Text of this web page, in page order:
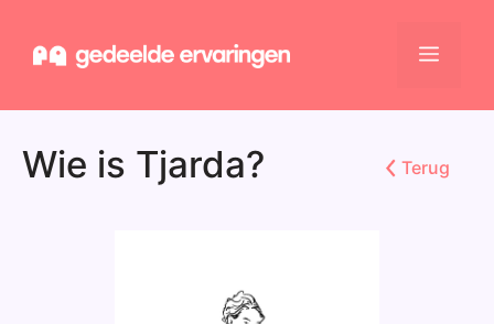
naar
Menu
Wie is Tjarda? Terug